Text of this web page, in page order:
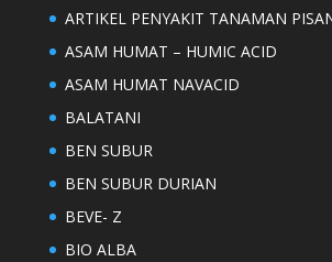
ARTIKEL PENYAKIT TANAMAN
ASAM HUMAT – HUMIC ACID
ASAM HUMAT NAVACID
BALATANI
BEN SUBUR
BEN SUBUR DURIAN
BEVE- Z
BIO ALBA